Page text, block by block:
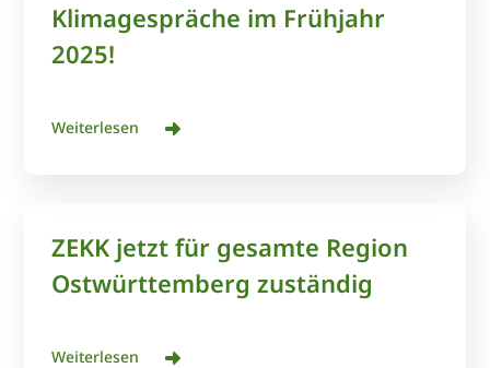
Klimagespräche im Frühjahr
2025!
Weiterlesen
ZEKK jetzt für gesamte Region
Ostwürttemberg zuständig
Weiterlesen